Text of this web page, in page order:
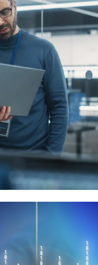
EN CIENCIA